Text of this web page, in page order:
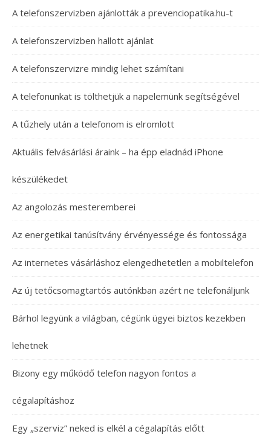
A telefonszervizben ajánlották a prevenciopatika.hu-t
A telefonszervizben hallott ajánlat
A telefonszervizre mindig lehet számítani
A telefonunkat is tölthetjük a napelemünk segítségével
A tűzhely után a telefonom is elromlott
Aktuális felvásárlási áraink – ha épp eladnád iPhone
készülékedet
Az angolozás mesteremberei
Az energetikai tanúsítvány érvényessége és fontossága
Az internetes vásárláshoz elengedhetetlen a mobiltelefon
Az új tetőcsomagtartós autónkban azért ne telefonáljunk
Bárhol legyünk a világban, cégünk ügyei biztos kezekben
lehetnek
Bizony egy működő telefon nagyon fontos a
cégalapításhoz
Egy „szerviz” neked is elkél a cégalapítás előtt